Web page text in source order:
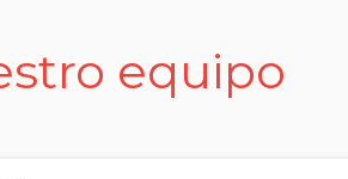
equipo